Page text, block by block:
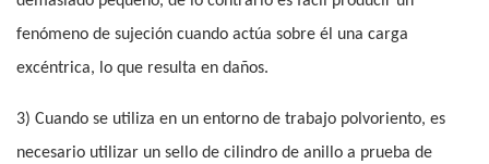
fenómeno de sujeción cuando actúa sobre él una carga
excéntrica, lo que resulta en daños.
3) Cuando se utiliza en un entorno de trabajo polvoriento, es
necesario utilizar un sello de cilindro de anillo a prueba de